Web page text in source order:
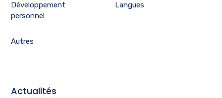
Développement
personnel
Langues
Autres
Actualités